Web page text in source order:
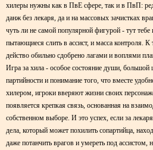
хилеры нужны как в ПвЕ сфере, так и в ПвП:
данж без лекаря, да и на массовых зачистках
чуть ли не самой популярной фигурой - тут
пытающиеся слить в ассист, и масса контроля.
действо обильно сдобрено лагами и воплями
Игра за хила - особое состояние души, большой
партийности и понимание того, что вместе
хилером, игроки вверяют жизни своих
появляется крепкая связь, основанная на
собственном выборе. И это успех, если за
дела, который может похилить сопартийца,
даже потанчить врагов и умереть под